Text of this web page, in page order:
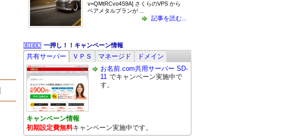
v=QMtRCvo4S9A] さくらのVPS から
ベアメタルプランが ...
記事を読む...
一押し！！キャンペーン情報
共有サーバー ＶＰＳ マネージド
ドメイン
お名前.com共用サーバー SD-
11 でキャンペーン実施中で
す。
キャンペーン情報
初期設定費無料キャンペーン実施中です。